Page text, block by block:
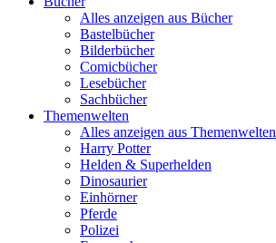
Alles anzeigen aus Bücher
Bastelbücher
Bilderbücher
Comicbücher
Lesebücher
Sachbücher
Themenwelten
Alles anzeigen aus Themenwelten
Harry Potter
Helden & Superhelden
Dinosaurier
Einhörner
Pferde
Polizei